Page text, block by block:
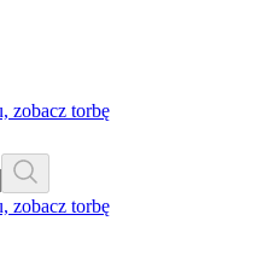
zobacz torbę
zobacz torbę